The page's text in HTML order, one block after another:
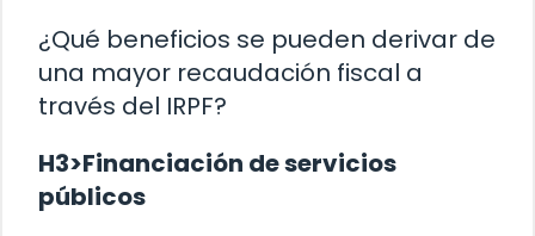
¿Qué beneficios se pueden derivar de
una mayor recaudación fiscal a
través del IRPF?
H3>Financiación de servicios
públicos